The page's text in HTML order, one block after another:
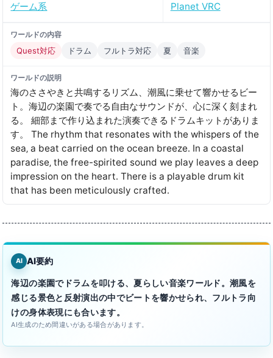
ゲーム系 Planet VRC
ワールドの内容
Quest対応 ドラム フルトラ対応 夏 音楽
ワールドの説明
海のささやきと共鳴するリズム、潮風に乗せて響かせるビー
ト。海辺の楽園で奏でる自由なサウンドが、心に深く刻まれ
る。 細部まで作り込まれた演奏できるドラムキットがありま
す。 The rhythm that resonates with the whispers of the
sea‚ a beat carried on the ocean breeze․ In a coastal
paradise‚ the free-spirited sound we play leaves a deep
impression on the heart․ There is a playable drum kit
that has been meticulously crafted․
AI AI要約
海辺の楽園でドラムを叩ける、夏らしい音楽ワールド。潮風を
感じる景色と反射演出の中でビートを響かせられ、フルトラ向
けの身体表現にも合います。
AI生成のため間違いがある場合があります。